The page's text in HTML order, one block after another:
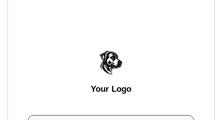
Your Logo